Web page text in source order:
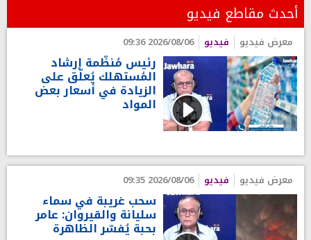
أحدث مقاطع فيديو
معرض فيديو فيديو 2026/08/06 09:36
رئيس مُنظّمة إرشاد
المُستهلك يُعلّق على
الزيادة في أسعار بعض
المواد
معرض فيديو فيديو 2026/08/06 09:35
سحب غريبة في سماء
سليانة والقيروان: عامر
بحبة يُفسّر الظاهرة